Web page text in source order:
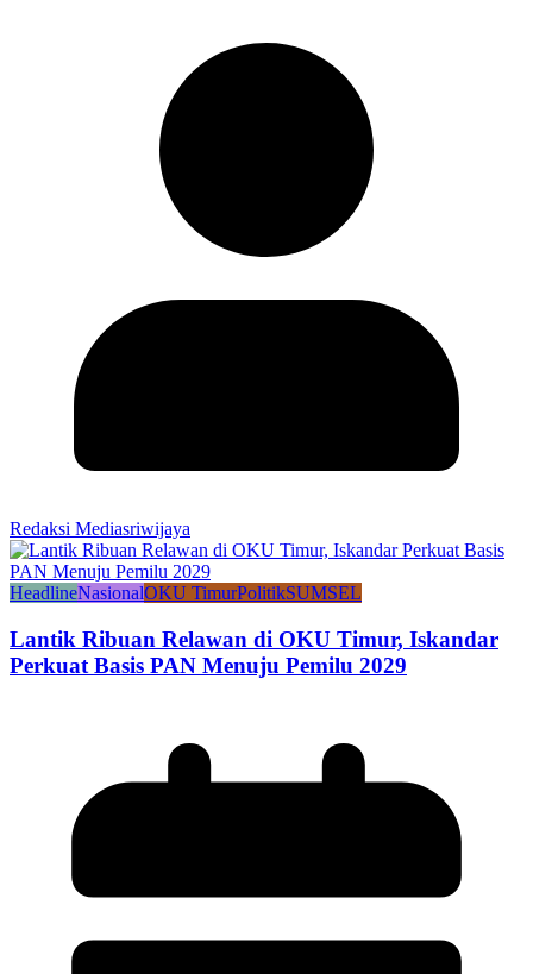
Redaksi Mediasriwijaya
HeadlineNasionalOKU TimurPolitikSUMSEL
Lantik Ribuan Relawan di OKU Timur, Iskandar
Perkuat Basis PAN Menuju Pemilu 2029